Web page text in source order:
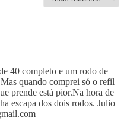
40 completo e um rodo de
quando comprei só o refil
prende está pior.Na hora de
escapa dos dois rodos. Julio